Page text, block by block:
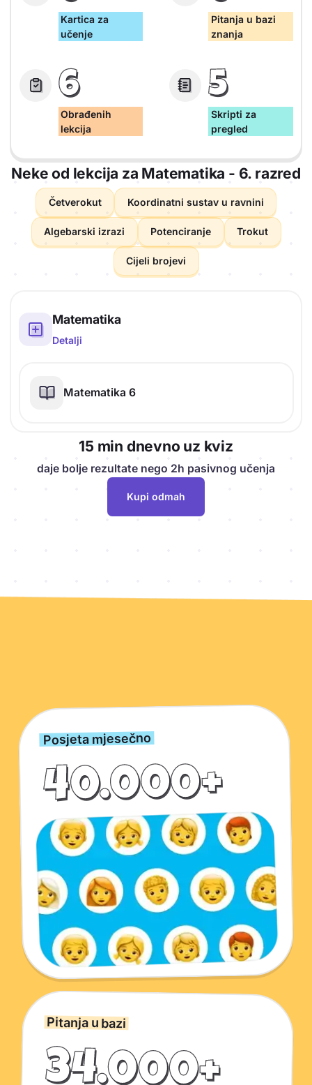
Kartica za
učenje
Pitanja u bazi
znanja
6
Obrađenih
lekcija
5
Skripti za
pregled
Neke od lekcija za Matematika - 6. razred
Četverokut Koordinatni sustav u ravnini
Algebarski izrazi Potenciranje Trokut
Cijeli brojevi
Matematika
Detalji
Matematika 6
15 min dnevno uz kviz
daje bolje rezultate nego 2h pasivnog učenja
Kupi odmah
Ključne brojke o Kwizardu
Posjeta mjesečno
40.000+
Pitanja u bazi
34.000+